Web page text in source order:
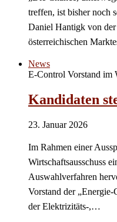
treffen, ist bisher noch
Daniel Hantigk von
österreichischen
News
E-Control Vorstand im
Kandidaten
23. Januar 2026
Im Rahmen einer
Wirtschaftsausschuss
Auswahlverfahren
Vorstand der
der Elektrizitäts-,…